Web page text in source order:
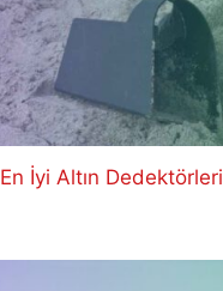
En İyi Altın Dedektörleri